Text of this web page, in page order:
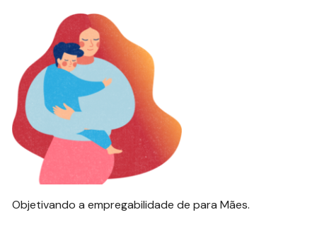
Objetivando a empregabilidade de para Mães.